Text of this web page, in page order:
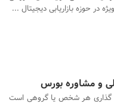
در حوزه بازاریابی دیجیتال ...
و مشاوره بورس
گذاری هر شخص یا گروهی است